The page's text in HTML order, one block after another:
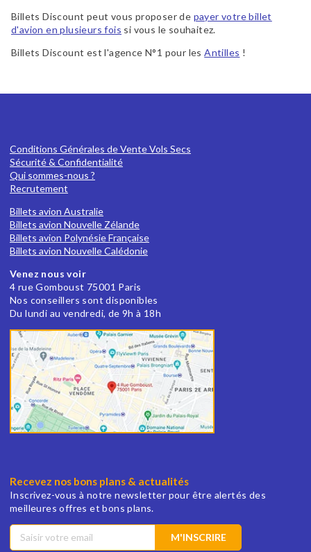
Billets Discount peut vous proposer de payer votre billet
d'avion en plusieurs fois si vous le souhaitez.
Billets Discount est l'agence N°1 pour lesAntilles !
Conditions Générales de Vente Vols Secs
Sécurité & Confidentialité
Qui sommes-nous ?
Recrutement
Billets avion Australie
Billets avion Nouvelle Zélande
Billets avion Polynésie Française
Billets avion Nouvelle Calédonie
Venez nous voir
4 rue Gomboust 75001 Paris
Nos conseillers sont disponibles
Du lundi au vendredi, de 9h à 18h
Recevez nos bons plans & actualités
Inscrivez-vous à notre newsletter pour être alertés des
meilleures offres et bons plans.
M'INSCRIRE